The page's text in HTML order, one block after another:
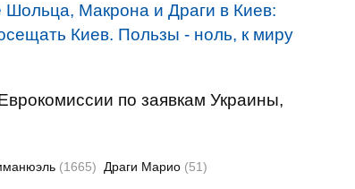
Шольца, Макрона и Драги в Киев:
Киев. Пользы - ноль, к миру
по заявкам Украины,
(1665) Драги Марио (51)